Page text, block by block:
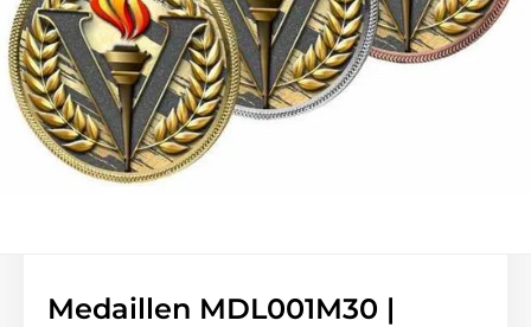
Medaillen MDL001M30 |